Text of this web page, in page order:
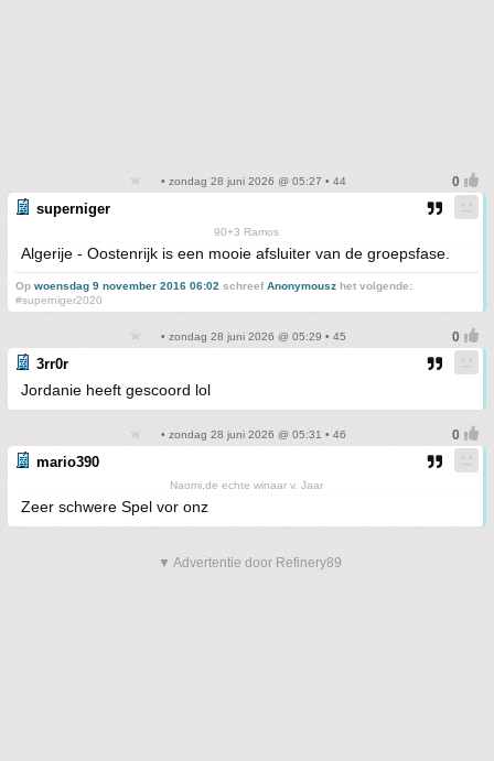
• zondag 28 juni 2026 @ 05:27 • 44
superniger
90+3 Ramos
Algerije - Oostenrijk is een mooie afsluiter van de groepsfase.
Op woensdag 9 november 2016 06:02 schreefAnonymousz het volgende:
#superniger2020
• zondag 28 juni 2026 @ 05:29 • 45
3rr0r
Jordanie heeft gescoord lol
• zondag 28 juni 2026 @ 05:31 • 46
mario390
Naomi,de echte winaar v. Jaar
Zeer schwere Spel vor onz
▼ Advertentie door Refinery89